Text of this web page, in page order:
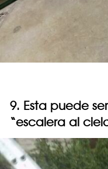
9. Esta puede
“escalera al